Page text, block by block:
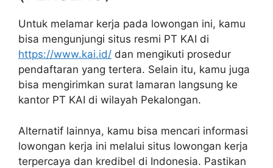
Untuk melamar kerja pada lowongan ini, kamu
bisa mengunjungi situs resmi PT KAI di
https://www.kai.id/ dan mengikuti prosedur
pendaftaran yang tertera. Selain itu, kamu juga
bisa mengirimkan surat lamaran langsung ke
kantor PT KAI di wilayah Pekalongan.
Alternatif lainnya, kamu bisa mencari informasi
lowongan kerja ini melalui situs lowongan kerja
terpercaya dan kredibel di Indonesia. Pastikan